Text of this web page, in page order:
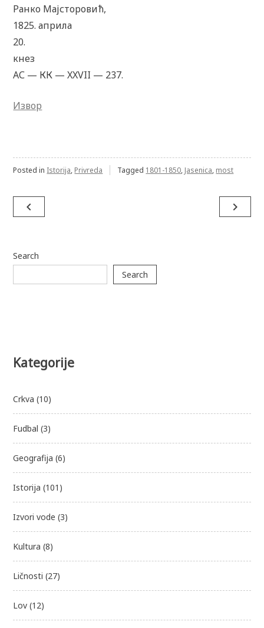
Ранко Мајсторовић,
1825. априла
20.
кнез
АС — КК — XXVII — 237.
Извор
Posted in Istorija, Privreda Tagged 1801-1850, Jasenica, most
Post
navigation
navigate_before navigate_next
Search
Search
Kategorije
Crkva (10)
Fudbal (3)
Geografija (6)
Istorija (101)
Izvori vode (3)
Kultura (8)
Ličnosti (27)
Lov (12)